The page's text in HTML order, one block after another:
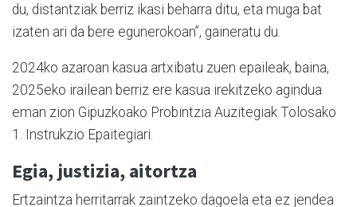
du, distantziak berriz ikasi beharra ditu, eta muga bat
izaten ari da bere egunerokoan”, gaineratu du.
2024ko azaroan kasua artxibatu zuen epaileak, baina,
2025eko irailean berriz ere kasua irekitzeko agindua
eman zion Gipuzkoako Probintzia Auzitegiak Tolosako
1. Instrukzio Epaitegiari.
Egia, justizia, aitortza
Ertzaintza herritarrak zaintzeko dagoela eta ez jendea